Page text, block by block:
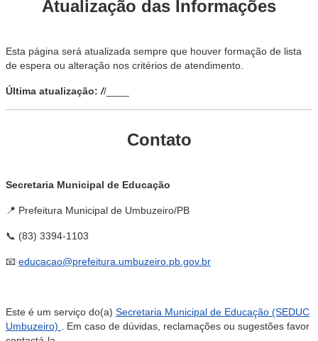
Atualização das Informações
Esta página será atualizada sempre que houver formação de lista
de espera ou alteração nos critérios de atendimento.
Última atualização: //____
Contato
Secretaria Municipal de Educação
📍 Prefeitura Municipal de Umbuzeiro/PB
📞 (83) 3394-1103
📧 educacao@prefeitura.umbuzeiro.pb.gov.br
Este é um serviço do(a) Secretaria Municipal de Educação (SEDUC
Umbuzeiro)
. Em caso de dúvidas, reclamações ou sugestões favor